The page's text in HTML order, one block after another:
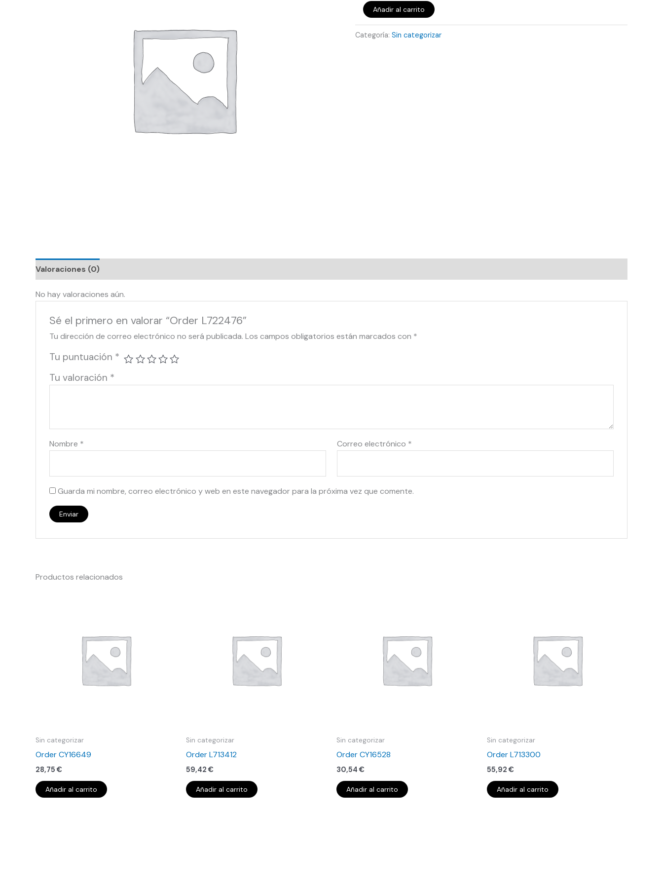
Añadir al carrito
Categoría: Sin categorizar
Valoraciones (0)
No hay valoraciones aún.
Sé el primero en valorar “Order L722476”
Tu dirección de correo electrónico no será publicada. Los campos obligatorios están marcados con *
Tu puntuación *
Tu valoración *
Nombre * Correo electrónico *
Guarda mi nombre, correo electrónico y web en este navegador para la próxima vez que comente.
Productos relacionados
Sin categorizar
Order CY16649
28,75 €
Añadir al carrito
Sin categorizar
Order L713412
59,42 €
Añadir al carrito
Sin categorizar
Order CY16528
30,54 €
Añadir al carrito
Sin categorizar
Order L713300
55,92 €
Añadir al carrito